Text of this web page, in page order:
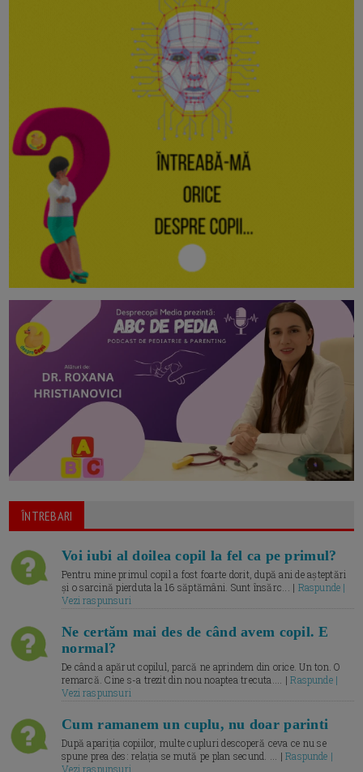
ÎNTREBARI
Voi iubi al doilea copil la fel ca pe primul?
Pentru mine primul copil a fost foarte dorit, după ani de așteptări
și o sarcină pierduta la 16 săptămâni. Sunt însărc... | Raspunde |
Vezi raspunsuri
Ne certăm mai des de când avem copil. E
normal?
De când a apărut copilul, parcă ne aprindem din orice. Un ton. O
remarcă. Cine s-a trezit din nou noaptea trecuta.... |Raspunde |
Vezi raspunsuri
Cum ramanem un cuplu, nu doar parinti
După apariția copiilor, multe cupluri descoperă ceva ce nu se
spune prea des: relația se mută pe plan secund. ... |Raspunde |
Vezi raspunsuri